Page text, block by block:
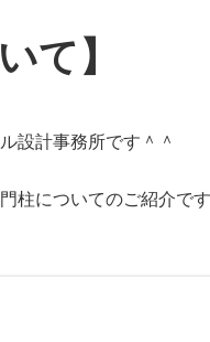
て】
設計事務所です＾＾
柱についてのご紹介です